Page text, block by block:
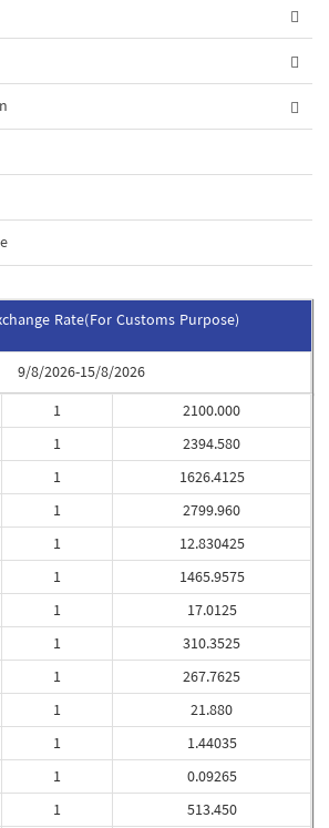
Rate(For Customs Purpose)
9/8/2026-15/8/2026
1
1
1
1
1
1
1
1
1
1
1
1
1
2100.000
2394.580
1626.4125
2799.960
12.830425
1465.9575
17.0125
310.3525
267.7625
21.880
1.44035
0.09265
513.450